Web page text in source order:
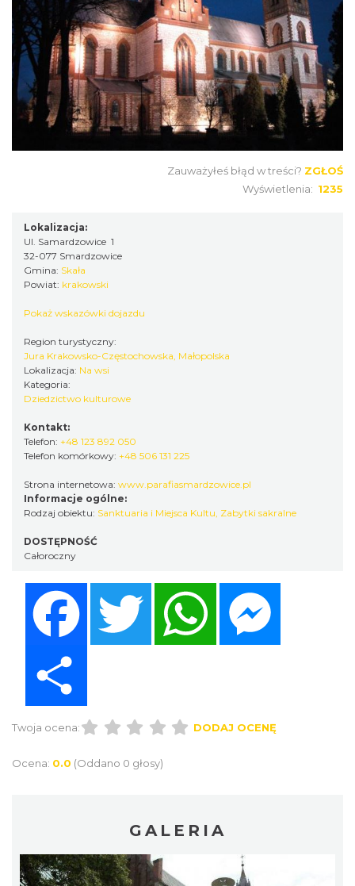
Zauważyłeś błąd w treści? ZGŁOŚ
Wyświetlenia: 1235
Lokalizacja:
Ul. Samardzowice 1
32-077 Smardzowice
Gmina: Skała
Powiat: krakowski
Pokaż wskazówki dojazdu
Region turystyczny:
Jura Krakowsko-Częstochowska, Małopolska
Lokalizacja: Na wsi
Kategoria:
Dziedzictwo kulturowe
Kontakt:
Telefon: +48 123 892 050
Telefon komórkowy: +48 506 131 225
Strona internetowa: www.parafiasmardzowice.pl
Informacje ogólne:
Rodzaj obiektu: Sanktuaria i Miejsca Kultu, Zabytki sakralne
DOSTĘPNOŚĆ
Całoroczny
Twitter WhatsApp
Twoja ocena: DODAJ OCENĘ
Ocena: 0.0 (Oddano 0 głosy)
GALERIA